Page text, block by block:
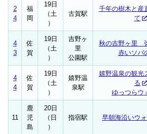
2
4
福
岡
19日
（土
）
古賀駅
千年の樹木と産
て
4
3
佐
賀
19日
（土
）
吉野ヶ
里
公園駅
秋の吉野ヶ里
赤いソバ
4
4
佐
賀
19日
（土
）
嬉野温
泉駅
嬉野温泉の観光
る
ゆっつらウ
11
鹿
児
島
20日
（日
）
指宿駅 早朝海沿いウ